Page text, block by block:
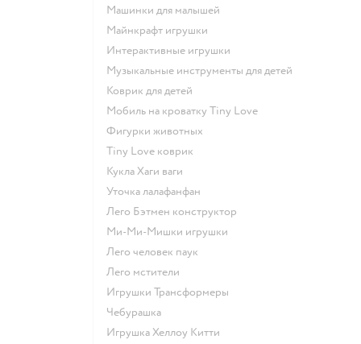
Машинки для малышей
Майнкрафт игрушки
Интерактивные игрушки
Музыкальные инструменты для детей
Коврик для детей
Мобиль на кроватку Tiny Love
Фигурки животных
Tiny Love коврик
Кукла Хаги ваги
Уточка лалафанфан
Лего Бэтмен конструктор
Ми-Ми-Мишки игрушки
Лего человек паук
Лего мстители
Игрушки Трансформеры
Чебурашка
Игрушка Хеллоу Китти